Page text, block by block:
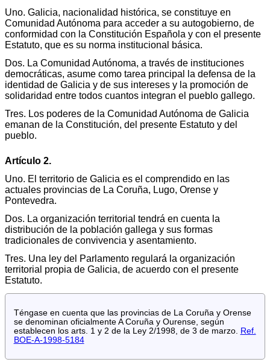
Uno. Galicia, nacionalidad histórica, se constituye en
Comunidad Autónoma para acceder a su autogobierno, de
conformidad con la Constitución Española y con el presente
Estatuto, que es su norma institucional básica.
Dos. La Comunidad Autónoma, a través de instituciones
democráticas, asume como tarea principal la defensa de la
identidad de Galicia y de sus intereses y la promoción de
solidaridad entre todos cuantos integran el pueblo gallego.
Tres. Los poderes de la Comunidad Autónoma de Galicia
emanan de la Constitución, del presente Estatuto y del
pueblo.
Artículo 2.
Uno. El territorio de Galicia es el comprendido en las
actuales provincias de La Coruña, Lugo, Orense y
Pontevedra.
Dos. La organización territorial tendrá en cuenta la
distribución de la población gallega y sus formas
tradicionales de convivencia y asentamiento.
Tres. Una ley del Parlamento regulará la organización
territorial propia de Galicia, de acuerdo con el presente
Estatuto.
Téngase en cuenta que las provincias de La Coruña y Orense
se denominan oficialmente A Coruña y Ourense, según
establecen los arts. 1 y 2 de la Ley 2/1998, de 3 de marzo.
Ref.
BOE-A-1998-5184